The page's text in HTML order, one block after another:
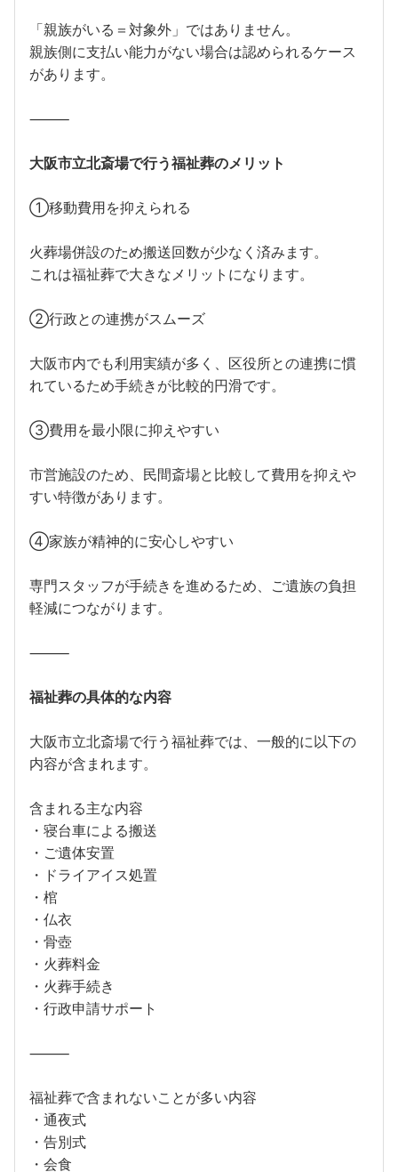
「親族がいる＝対象外」ではありません。
親族側に支払い能力がない場合は認められるケース
があります。
⸻
大阪市立北斎場で行う福祉葬のメリット
①移動費用を抑えられる
火葬場併設のため搬送回数が少なく済みます。
これは福祉葬で大きなメリットになります。
②行政との連携がスムーズ
大阪市内でも利用実績が多く、区役所との連携に慣
れているため手続きが比較的円滑です。
③費用を最小限に抑えやすい
市営施設のため、民間斎場と比較して費用を抑えや
すい特徴があります。
④家族が精神的に安心しやすい
専門スタッフが手続きを進めるため、ご遺族の負担
軽減につながります。
⸻
福祉葬の具体的な内容
大阪市立北斎場で行う福祉葬では、一般的に以下の
内容が含まれます。
含まれる主な内容
・寝台車による搬送
・ご遺体安置
・ドライアイス処置
・棺
・仏衣
・骨壺
・火葬料金
・火葬手続き
・行政申請サポート
⸻
福祉葬で含まれないことが多い内容
・通夜式
・告別式
・会食